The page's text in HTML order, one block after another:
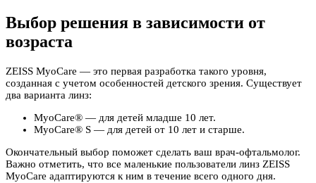
Выбор решения в зависимости от
возраста
ZEISS MyoCare — это первая разработка такого уровня,
созданная с учетом особенностей детского зрения. Существует
два варианта линз:
MyoCare® — для детей младше 10 лет.
MyoCare® S — для детей от 10 лет и старше.
Окончательный выбор поможет сделать ваш врач-офтальмолог.
Важно отметить, что все маленькие пользователи линз ZEISS
MyoCare адаптируются к ним в течение всего одного дня.